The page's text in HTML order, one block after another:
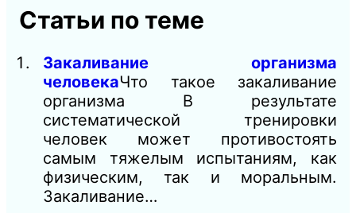
Статьи по теме
Закаливание организма
человекаЧто такое закаливание
организма В результате
систематической тренировки
человек может противостоять
самым тяжелым испытаниям, как
физическим, так и моральным.
Закаливание…